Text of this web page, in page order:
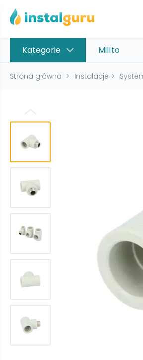
Kategorie Millto
Strona główna > Instalacje >